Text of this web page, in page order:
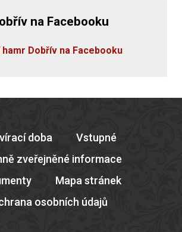
na Facebooku
hamr Dobřív na Facebooku
doba
Vstupné
zveřejněné informace
Mapa stránek
osobních údajů